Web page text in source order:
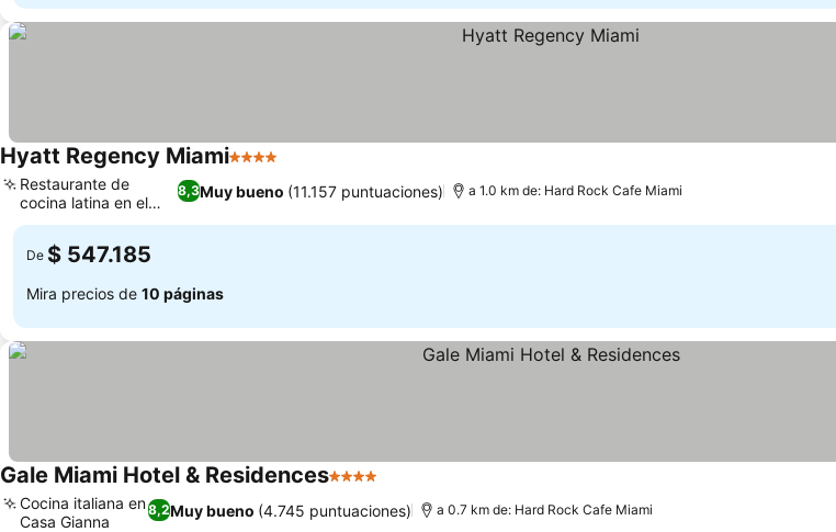
Hyatt Regency Miami4 Estrellas
8,3Muy bueno (11.157 puntuaciones)
Restaurante de
cocina latina en el
hotel
a 1.0 km de: Hard Rock Cafe Miami
De $ 547.185
Mira precios de 10 páginas
Gale Miami Hotel & Residences4 Estrellas
8,2Muy bueno (4.745 puntuaciones)
Cocina italiana en
Casa Gianna
a 0.7 km de: Hard Rock Cafe Miami